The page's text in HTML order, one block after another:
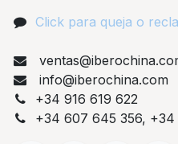
Click para queja o
info@iberochina.com
+34 916 619 622
+34 607 645 356,